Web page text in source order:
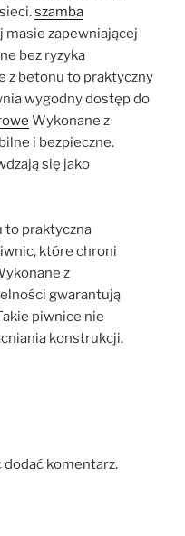
szamba
masie zapewniającej
bez ryzyka
z betonu to praktyczny
wygodny dostęp do
Wykonane z
i bezpieczne.
się jako
to praktyczna
które chroni
z
gwarantują
piwnice nie
konstrukcji.
dodać komentarz.